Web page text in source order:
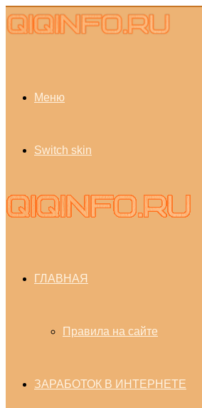
Меню
Switch skin
ГЛАВНАЯ
Правила на сайте
ЗАРАБОТОК В ИНТЕРНЕТЕ